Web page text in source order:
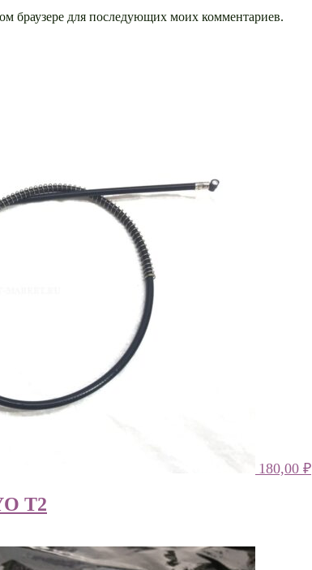
браузере для последующих моих комментариев.
180,00 ₽
T2